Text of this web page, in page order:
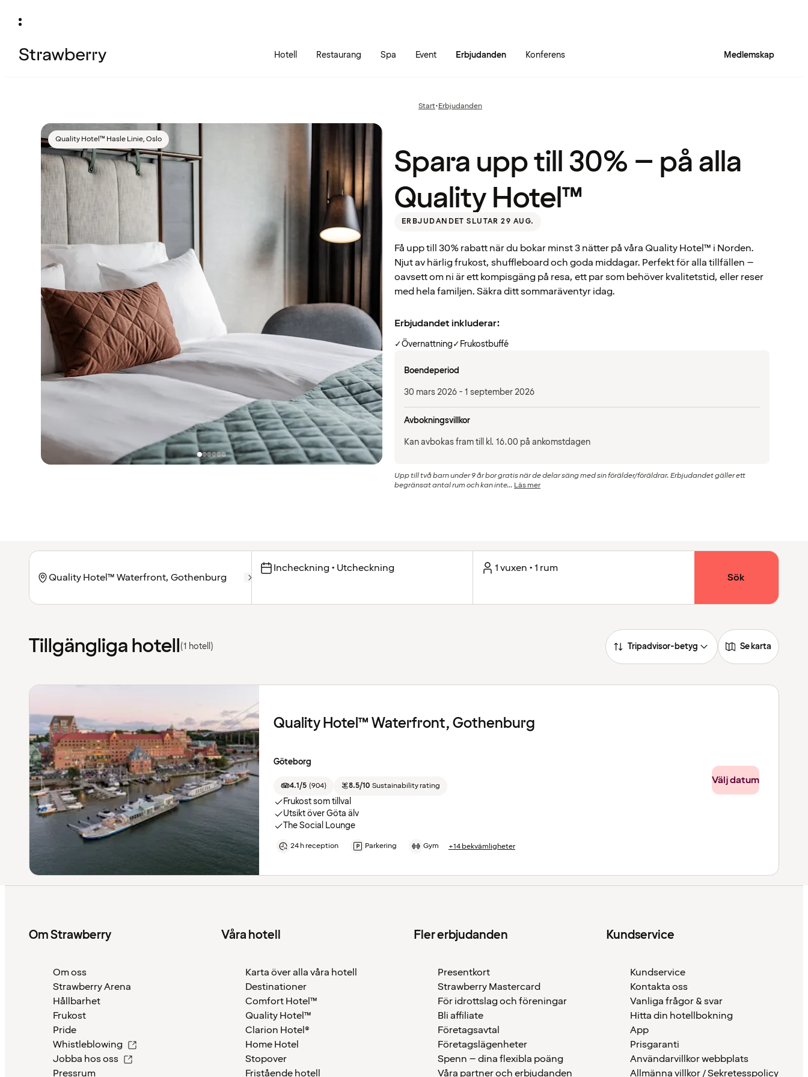
Hotell Restaurang Spa Event Erbjudanden Konferens Medlemskap
Quality Hotel™ Hasle Linie, Oslo
Start•Föregående
Erbjudanden
på alla
Spara upp till 30% – på alla
Quality Hotel™
ERBJUDANDET SLUTAR 29 AUG.
Få upp till 30% rabatt när du bokar minst 3 nätter på våra Quality Hotel™ i Norden.
Njut av härlig frukost, shuffleboard och goda middagar. Perfekt för alla tillfällen –
oavsett om ni är ett kompisgäng på resa, ett par som behöver kvalitetstid, eller reser
med hela familjen. Säkra ditt sommaräventyr idag.
Erbjudandet inkluderar:
✓Övernattning✓Frukostbuffé
Boendeperiod
30 mars 2026 - 1 september 2026
Avbokningsvillkor
Kan avbokas fram till kl. 16.00 på ankomstdagen
Upp till två barn under 9 år bor gratis när de delar säng med sin förälder/föräldrar. Erbjudandet gäller ett
begränsat antal rum och kan inte... Läs mer
Incheckning • Utcheckning 1 vuxen • 1 rum
Sök
Tillgängliga hotell(1 hotell) Tripadvisor-betyg Se karta
Quality Hotel™ Waterfront, Gothenburg
Göteborg
4.1/5 (904) 8.5/10 Sustainability rating
Frukost som tillval
Utsikt över Göta älv
The Social Lounge
24 h reception Parkering Gym +14 bekvämligheter
Välj datum
Om Strawberry
Om oss
Strawberry Arena
Hållbarhet
Frukost
Pride
Whistleblowing
Jobba hos oss
Pressrum
Våra hotell
Karta över alla våra hotell
Destinationer
Comfort Hotel™
Quality Hotel™
Clarion Hotel®
Home Hotel
Stopover
Fristående hotell
Fler erbjudanden
Presentkort
Strawberry Mastercard
För idrottslag och föreningar
Bli affiliate
Företagsavtal
Företagslägenheter
Spenn – dina flexibla poäng
Våra partner och erbjudanden
Kundservice
Kundservice
Kontakta oss
Vanliga frågor & svar
Hitta din hotellbokning
App
Prisgaranti
Användarvillkor webbplats
Allmänna villkor / Sekretesspolicy